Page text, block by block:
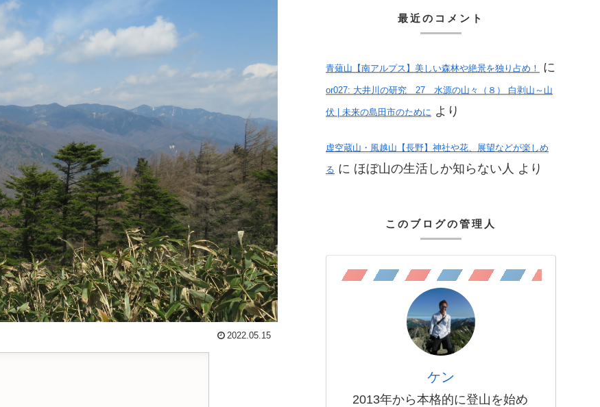
2022.05.15
最近のコメント
青薙山【南アルプス】美しい森林や絶景を独り占め！ に
or027: 大井川の研究 27 水源の山々（８） 白剥山～山
伏 | 未来の島田市のために より
虚空蔵山・風越山【長野】神社や花、展望などが楽しめ
る に ほぼ山の生活しか知らない人 より
このブログの管理人
ケン
2013年から本格的に登山を始め